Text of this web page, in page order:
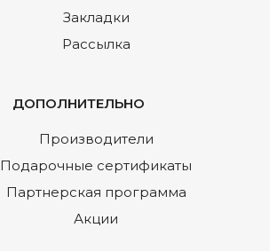
ДОПОЛНИТЕЛЬНО
Производители
Подарочные сертификаты
Партнерская программа
Акции
Закладки
Рассылка